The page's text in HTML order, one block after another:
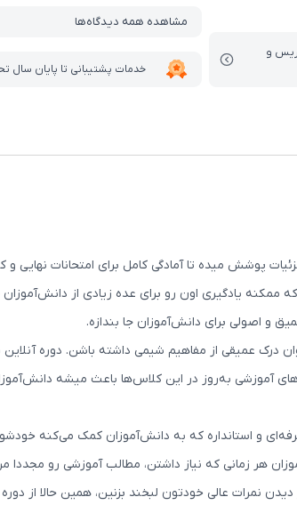
و
مشاهده همه دیدگاه‌ها
خدمات پشتیبانی تا پایان سال
پوشش میده تا آمادگی کامل برای امتحانات نهایی و
یادگیری اون رو برای عده زیادی از
و اصولی برای دانش‌آموزان جا بندازه.
عمیقی از مفاهیم شیمی داشته باشن. دوره آنلاین
به‌روز در این کلاس‌ها باعث میشه
و استانداره که به دانش‌آموزان کمک می‌کنه
هر زمانی که نیاز داشتن، مطالب آموزشی رو مجددا
نمرات عالی خودتون لبخند بزنین، همین حالا از